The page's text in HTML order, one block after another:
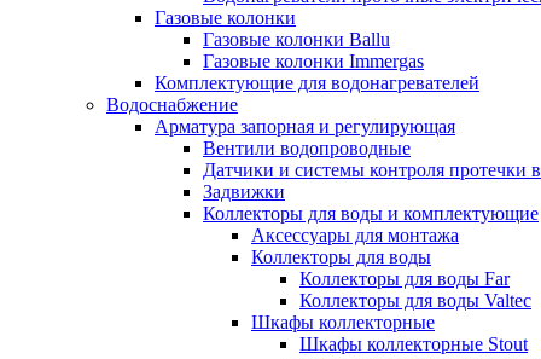
Газовые колонки
Газовые колонки Ballu
Газовые колонки Immergas
Комплектующие для водонагревателей
Водоснабжение
Арматура запорная и регулирующая
Вентили водопроводные
Датчики и системы контроля протечки
Задвижки
Коллекторы для воды и комплектующие
Аксессуары для монтажа
Коллекторы для воды
Коллекторы для воды Far
Коллекторы для воды Valtec
Шкафы коллекторные
Шкафы коллекторные Stout